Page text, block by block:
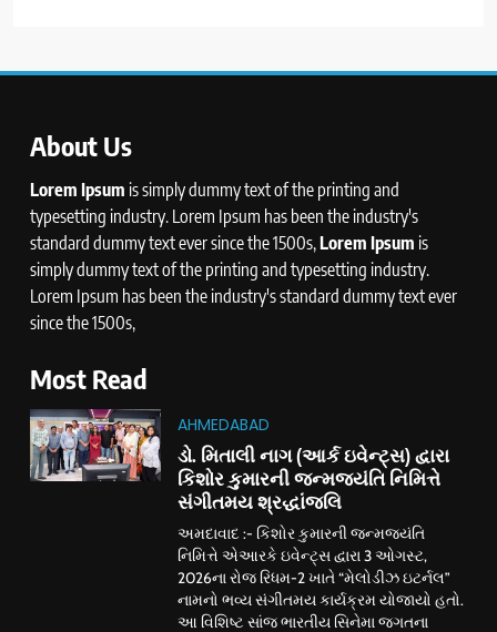
About Us
Lorem Ipsum is simply dummy text of the printing and
typesetting industry. Lorem Ipsum has been the industry's
standard dummy text ever since the 1500s,Lorem Ipsum is
simply dummy text of the printing and typesetting industry.
Lorem Ipsum has been the industry's standard dummy text ever
since the 1500s,
Most Read
AHMEDABAD
ડો. મિતાલી નાગ (આર્ક ઇવેન્ટ્સ) દ્વારા
કિશોર કુમારની જન્મજયંતિ નિમિત્તે
સંગીતમય શ્રદ્ધાંજલિ
અમદાવાદ :- કિશોર કુમારની જન્મજયંતિ
નિમિત્તે એઆરકે ઇવેન્ટ્સ દ્વારા 3 ઓગસ્ટ,
2026ના રોજ રિધમ-2 ખાતે “મેલોડીઝ ઇટર્નલ”
નામનો ભવ્ય સંગીતમય કાર્યક્રમ યોજાયો હતો.
આ વિશિષ્ટ સાંજ ભારતીય સિનેમા જગતના